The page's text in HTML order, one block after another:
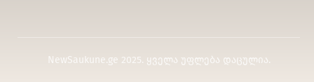
NewSaukune.ge 2025. ყველა უფლება დაცულია.